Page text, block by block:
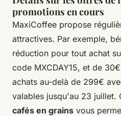
promotions en cours
MaxiCoffee propose
attractives. Par exemple,
réduction pour tout achat
code MXCDAY15, et de
achats au-delà de 299€
valables jusqu'au 23 juillet.
cafés en grains vous